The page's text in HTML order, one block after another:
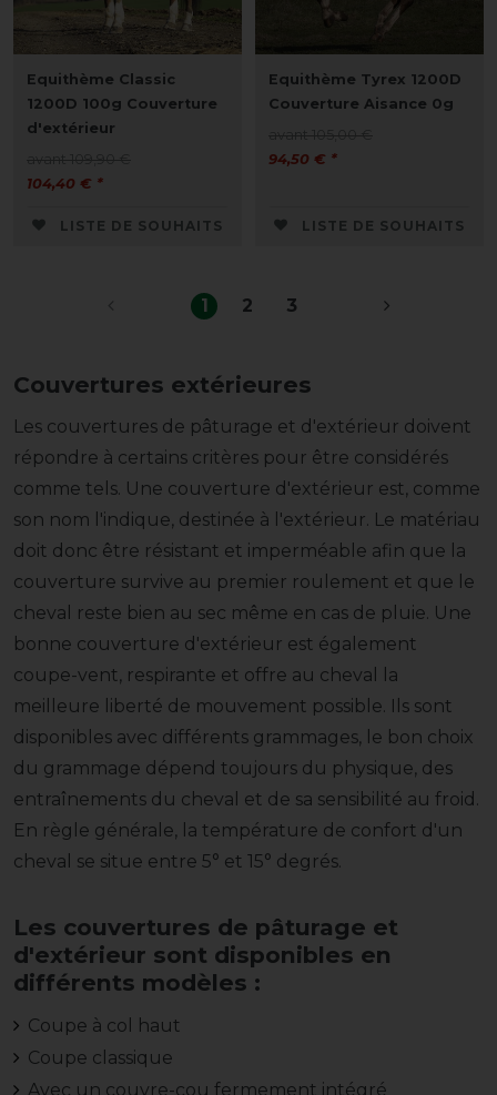
Equithème Classic
1200D 100g Couverture
d'extérieur
104,40 € *
LISTE DE SOUHAITS
Equithème Tyrex 1200D
Couverture Aisance 0g
94,50 € *
LISTE DE SOUHAITS
1 2 3
Couvertures extérieures
Les couvertures de pâturage et d'extérieur doivent
répondre à certains critères pour être considérés
comme tels. Une couverture d'extérieur est, comme
son nom l'indique, destinée à l'extérieur. Le matériau
doit donc être résistant et imperméable afin que la
couverture survive au premier roulement et que le
cheval reste bien au sec même en cas de pluie. Une
bonne couverture d'extérieur est également
coupe-vent, respirante et offre au cheval la
meilleure liberté de mouvement possible. Ils sont
disponibles avec différents grammages, le bon choix
du grammage dépend toujours du physique, des
entraînements du cheval et de sa sensibilité au froid.
En règle générale, la température de confort d'un
cheval se situe entre 5° et 15° degrés.
Les couvertures de pâturage et
d'extérieur sont disponibles en
différents modèles :
Coupe à col haut
Coupe classique
Avec un couvre-cou fermement intégré